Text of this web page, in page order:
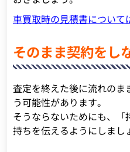
車買取時の見積書について
そのまま契約をし
査定を終えた後に流れのま
う可能性があります。
そうならないためにも、
持ちを伝えるようにしまし